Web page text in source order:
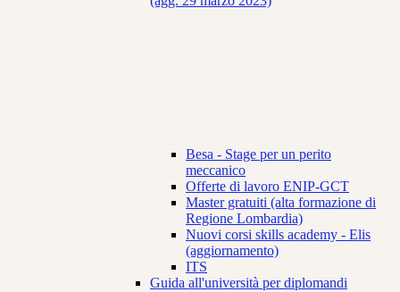
Besa - Stage per un perito
meccanico
Offerte di lavoro ENIP-GCT
Master gratuiti (alta formazione di
Regione Lombardia)
Nuovi corsi skills academy - Elis
(aggiornamento)
ITS
Guida all'università per diplomandi